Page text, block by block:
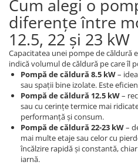
Cum alegi o
diferențe între
12.5, 22 și 23 kW
Capacitatea unei pompe de căldură
indică volumul de căldură pe care îl
Pompă de căldură 8.5 kW–
sau spații bine izolate. Este
Pompă de căldură 12.5 kW–
sau cu cerințe termice mai
performanță și consum.
Pompă de căldură 22-23 kW–
mai multe etaje sau celor cu
încălzire rapidă și constantă,
iarnă.